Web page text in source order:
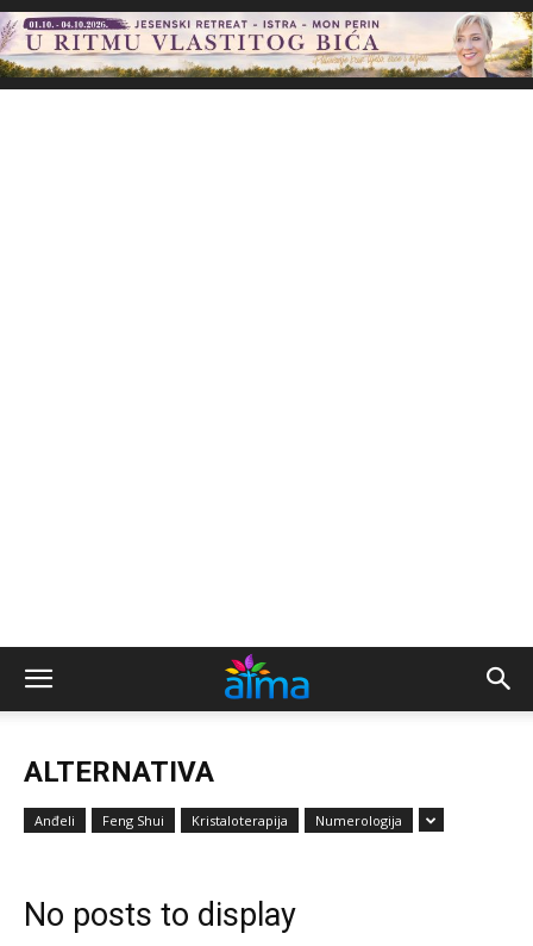
ALTERNATIVA
Anđeli Feng Shui Kristaloterapija Numerologija
No posts to display